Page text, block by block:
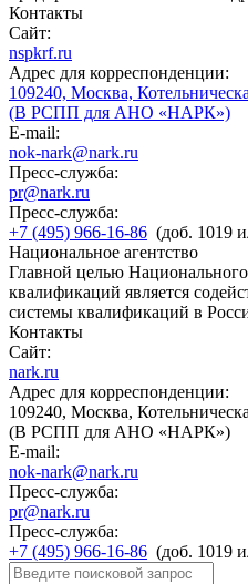
Контакты
Сайт:
nspkrf.ru
Адрес для корреспонденции:
109240, Москва,
(В РСПП для АНО «НАРК»)
E-mail:
nok-nark@nark.ru
Пресс-служба:
pr@nark.ru
Пресс-служба:
+7 (495) 966-16-86 (доб. 1019
Национальное агентство
Главной целью Национального
квалификаций является
системы квалификаций в
Контакты
Сайт:
nark.ru
Адрес для корреспонденции:
109240, Москва,
(В РСПП для АНО «НАРК»)
E-mail:
nok-nark@nark.ru
Пресс-служба:
pr@nark.ru
Пресс-служба:
+7 (495) 966-16-86 (доб. 1019